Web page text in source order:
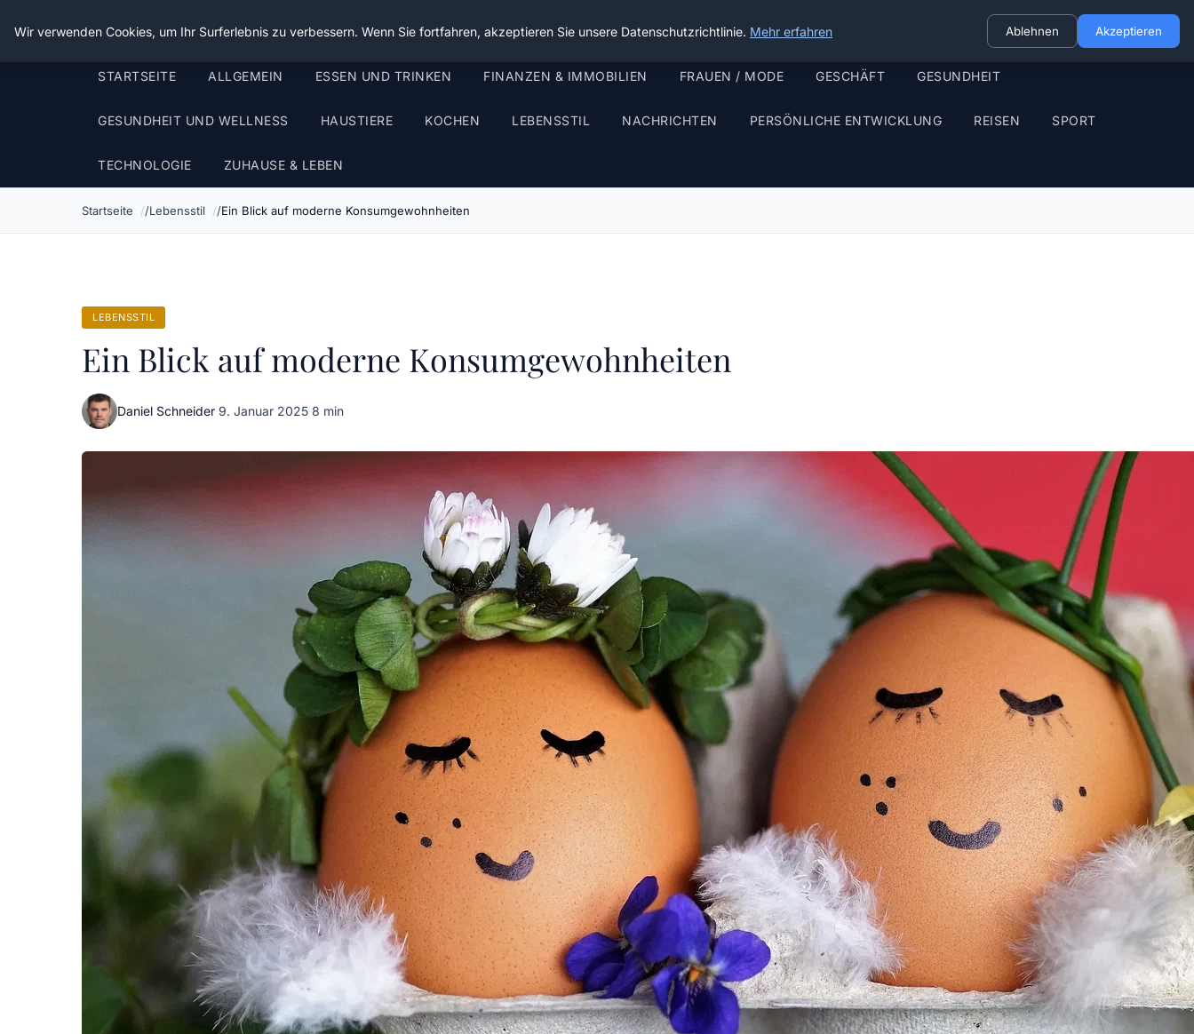
Die Schnitter
STARTSEITE ALLGEMEIN ESSEN UND TRINKEN FINANZEN & IMMOBILIEN FRAUEN / MODE GESCHÄFT GESUNDHEIT
GESUNDHEIT UND WELLNESS HAUSTIERE KOCHEN LEBENSSTIL NACHRICHTEN PERSÖNLICHE ENTWICKLUNG REISEN SPORT
TECHNOLOGIE ZUHAUSE & LEBEN
Startseite Lebensstil Ein Blick auf moderne Konsumgewohnheiten
LEBENSSTIL
Ein Blick auf moderne Konsumgewohnheiten
Daniel Schneider·9. Januar 2025·8 min
Wir verwenden Cookies, um Ihr Surferlebnis zu verbessern. Wenn Sie fortfahren, akzeptieren Sie unsere Datenschutzrichtlinie. Mehr erfahren Ablehnen Akzeptieren